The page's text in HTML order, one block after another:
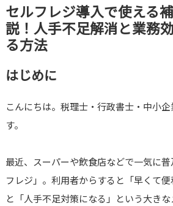
セルフレジ導入で使える
説！人手不足解消と業務
る方法
はじめに
こんにちは。税理士・行政書士・中小
す。
最近、スーパーや飲食店などで一気に
フレジ」。利用者からすると「早くて
と「人手不足対策になる」という大きな